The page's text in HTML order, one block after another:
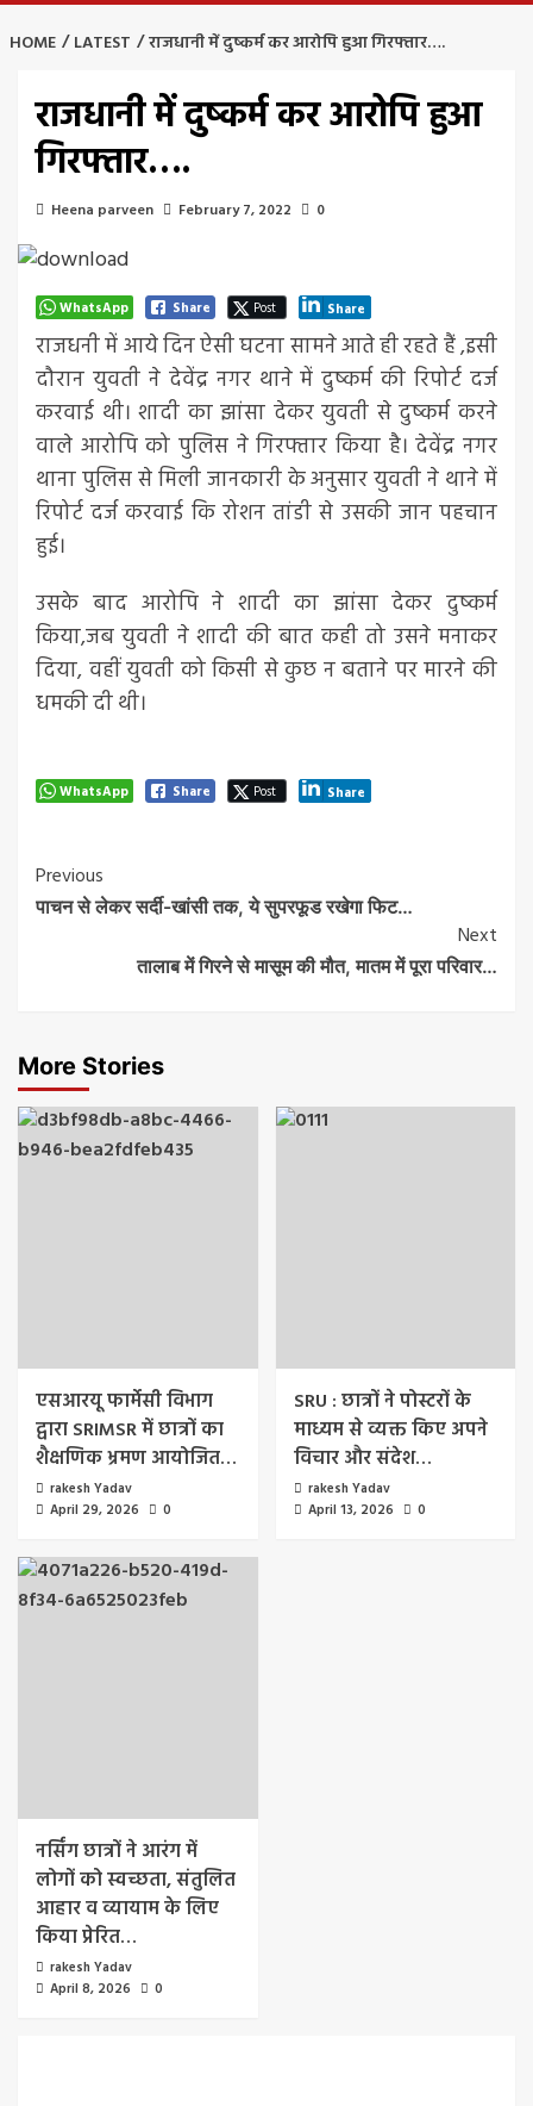
HOME LATEST राजधानी में दुष्कर्म कर आरोपि हुआ गिरफ्तार….
राजधानी में दुष्कर्म कर आरोपि हुआ
गिरफ्तार….
Heena parveen February 7, 2022 0
WhatsApp Share Post Share
राजधनी में आये दिन ऐसी घटना सामने आते ही रहते हैं ,इसी
दौरान युवती ने देवेंद्र नगर थाने में दुष्कर्म की रिपोर्ट दर्ज
करवाई थी। शादी का झांसा देकर युवती से दुष्कर्म करने
वाले आरोपि को पुलिस ने गिरफ्तार किया है। देवेंद्र नगर
थाना पुलिस से मिली जानकारी के अनुसार युवती ने थाने में
रिपोर्ट दर्ज करवाई कि रोशन तांडी से उसकी जान पहचान
हुई।
उसके बाद आरोपि ने शादी का झांसा देकर दुष्कर्म
किया,जब युवती ने शादी की बात कही तो उसने मनाकर
दिया, वहीं युवती को किसी से कुछ न बताने पर मारने की
धमकी दी थी।
WhatsApp Share Post Share
Post
Navigation
Previous
पाचन से लेकर सर्दी-खांसी तक, ये सुपरफूड रखेगा फिट…
Next
तालाब में गिरने से मासूम की मौत, मातम में पूरा परिवार…
More Stories
एसआरयू फार्मेसी विभाग
द्वारा SRIMSR में छात्रों का
शैक्षणिक भ्रमण आयोजित…
rakesh Yadav
April 29, 2026
0
SRU : छात्रों ने पोस्टरों के
माध्यम से व्यक्त किए अपने
विचार और संदेश…
rakesh Yadav
April 13, 2026
0
नर्सिंग छात्रों ने आरंग में
लोगों को स्वच्छता, संतुलित
आहार व व्यायाम के लिए
किया प्रेरित…
rakesh Yadav
April 8, 2026
0